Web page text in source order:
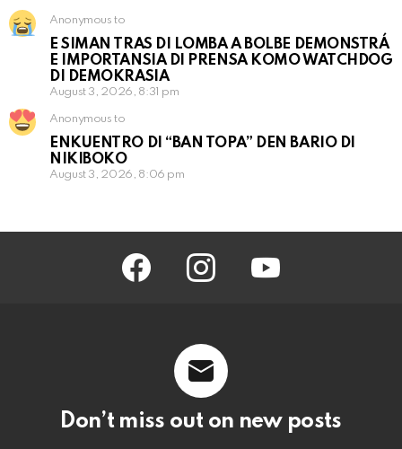
Anonymous to
E SIMAN TRAS DI LOMBA A BOLBE DEMONSTRÁ
E IMPORTANSIA DI PRENSA KOMO WATCHDOG
DI DEMOKRASIA
August 3, 2026, 8:31 pm
Anonymous to
ENKUENTRO DI “BAN TOPA” DEN BARIO DI
NIKIBOKO
August 3, 2026, 8:06 pm
facebook instagram
Don’t miss out on new posts